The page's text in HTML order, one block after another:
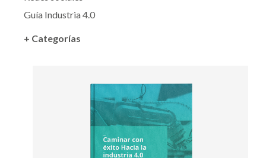
Guía Industria 4.0
+ Categorías